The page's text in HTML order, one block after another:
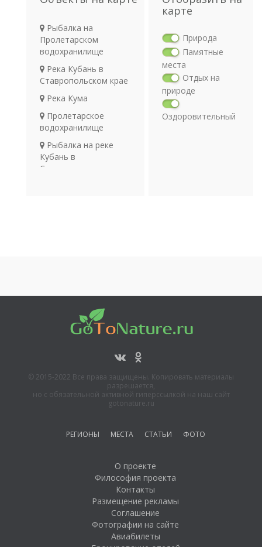
Рыбалка на
Пролетарском
водохранилище
Река Кубань в
Ставропольском крае
Река Кума
Пролетарское
водохранилище
Рыбалка на реке
Кубань в
Ставропольском крае
карте
Природа
Памятные
места
Отдых на
природе
Оздоровительный
© 2015-2022 Все права защищены. Копировать материалы
разрешается,
но с обязательной активной гиперссылкой на наш сайт
gotonature.ru
РЕГИОНЫ МЕСТА СТАТЬИ ФОТО
О проекте
Философия проекта
Контакты
Размещение рекламы
Соглашение
Фотографии на сайте
Авиабилеты